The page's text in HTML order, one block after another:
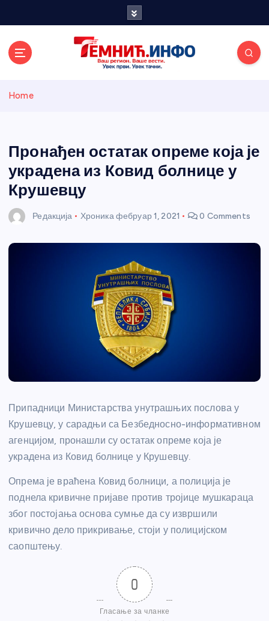
и портал
Home
Пронађен остатак опреме која је
украдена из Ковид болнице у
Крушевцу
Редакција Хроникафебруар 1, 2021 0 Comments
Припадници Министарства унутрашњих послова у
Крушевцу, у сарадњи са Безбедносно-информативном
агенцијом, пронашли су остатак опреме која је
украдена из Ковид болнице у Крушевцу.
Опрема је враћена Ковид болници, а полиција је
поднела кривичне пријаве против тројице мушкараца
због постојања основа сумње да су извршили
кривично дело прикривање, стоји у полицијском
саопштењу.
0
Гласање за чланке